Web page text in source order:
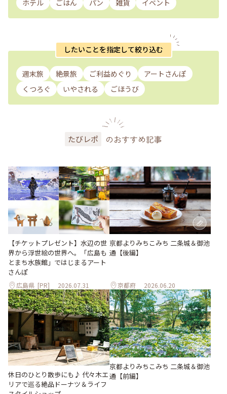
ホテル ごはん パン 雑貨 イベント
したいことを指定して絞り込む
週末旅 絶景旅 ご利益めぐり
アートさんぽ
くつろぐ
いやされる ごほうび
たびレポ のおすすめ記事
【チケットプレゼント】水辺の世
界から浮世絵の世界へ。「広島も
とまち水族館」ではじまるアート
さんぽ
広島県 [PR] 2026.07.31
京都よりみちこみち 二条城＆御池
通【後編】
京都府 2026.06.20
休日のひとり散歩にも♪ 代々木エ
リアで巡る絶品ドーナツ＆ライフ
京都よりみちこみち 二条城＆御池
通【前編】